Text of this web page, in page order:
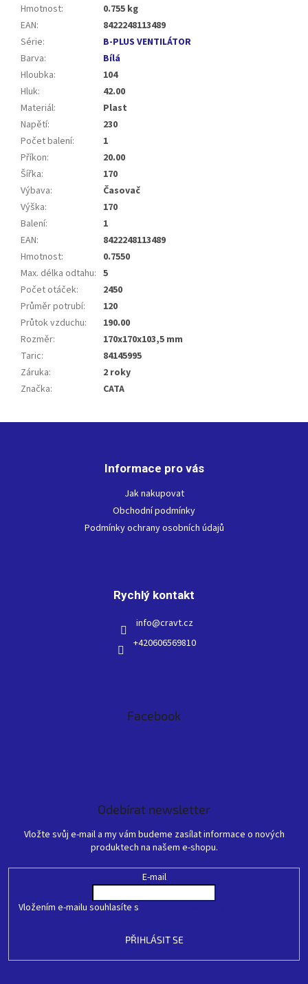
Hmotnost:
0.755 kg
EAN:
8422248113489
Série:
B-PLUS VENTILÁTOR
Barva:
Bílá
Hloubka:
104
Hluk:
42.00
Materiál:
Plast
Napětí:
230
Počet balení:
1
Příkon:
20.00
Šířka:
170
Výbava:
Časovač
Výška:
170
Balení:
1
EAN:
8422248113489
Hmotnost:
0.7550
Max. délka odtahu: 5
Počet otáček:
2450
Průměr potrubí:
120
Průtok vzduchu:
190.00
Rozměr:
170x170x103,5 mm
Taric:
84145995
Záruka:
2 roky
Značka: CATA
Informace pro vás
Jak nakupovat
Obchodní podmínky
Podmínky ochrany osobních údajů
Rychlý kontakt
info@cravt.cz
+420606569810
Facebook
Odebírat newsletter
Vložte svůj e-mail a my vám budeme zasílat informace o nových
produktech na našem e-shopu.
E-mail
Vložením e-mailu souhlasíte s
PŘIHLÁSIT SE